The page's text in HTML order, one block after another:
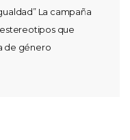
La campaña
que
de género